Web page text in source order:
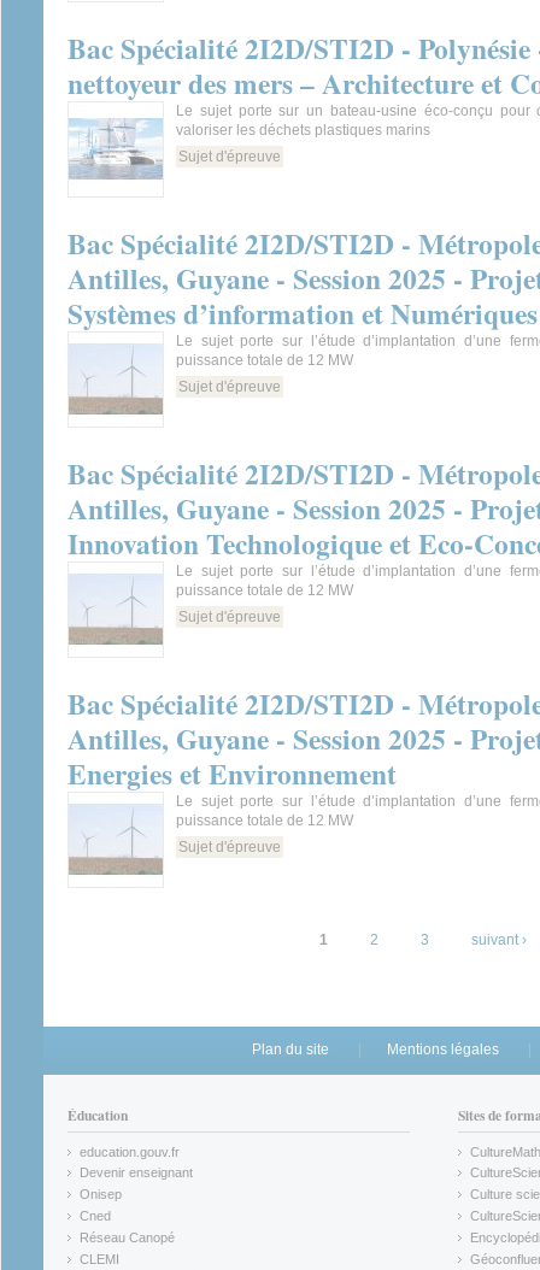
Bac Spécialité 2I2D/STI2D - Polynésie
nettoyeur des mers – Architecture et
Le sujet porte sur un bateau-usine éco-conçu pour
valoriser les déchets plastiques marins
Sujet d'épreuve
Bac Spécialité 2I2D/STI2D -
Antilles, Guyane - Session 2025 -
Systèmes d’information et Numériques
Le sujet porte sur l’étude d’implantation d’une
puissance totale de 12 MW
Sujet d'épreuve
Bac Spécialité 2I2D/STI2D -
Antilles, Guyane - Session 2025 -
Innovation Technologique et Eco-
Le sujet porte sur l’étude d’implantation d’une
puissance totale de 12 MW
Sujet d'épreuve
Bac Spécialité 2I2D/STI2D -
Antilles, Guyane - Session 2025 -
Energies et Environnement
Le sujet porte sur l’étude d’implantation d’une
puissance totale de 12 MW
Sujet d'épreuve
1 2 3 suivant ›
Plan du site Mentions légales
Éducation
education.gouv.fr
(link is external)
Devenir enseignant
(link is external)
Onisep
(link is external)
Cned
(link is external)
Réseau Canopé
(link is external)
CLEMI
Sites de
CultureMath
(link is
(link is
Culture
(link is
(link is